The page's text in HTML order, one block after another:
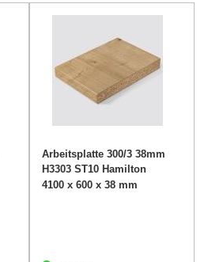
Arbeitsplatte 300/3 38mm
H3303 ST10 Hamilton
Eiche
4100 x 600 x 38 mm